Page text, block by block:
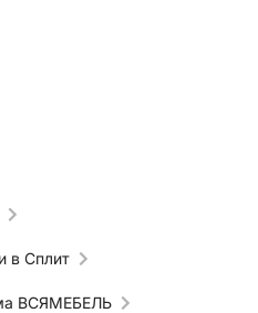
в Сплит
ВСЯМЕБЕЛЬ